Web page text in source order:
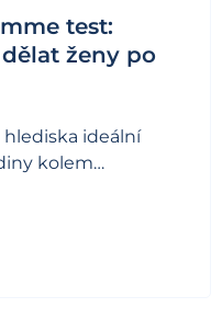
test:
ženy po
ideální
kolem…